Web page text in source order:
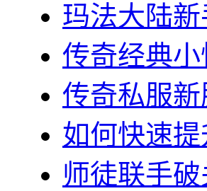
玛法大陆
传奇经典
传奇私服
如何快速
师徒联手